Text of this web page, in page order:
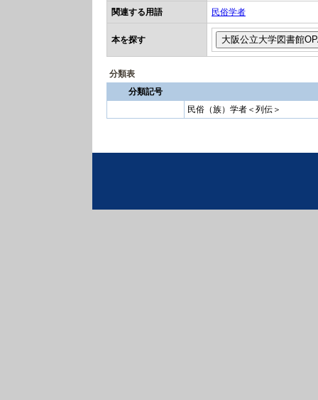
関連する用語 民俗学者
本を探す
分類表
分類記号
民俗（族）学者＜列伝＞